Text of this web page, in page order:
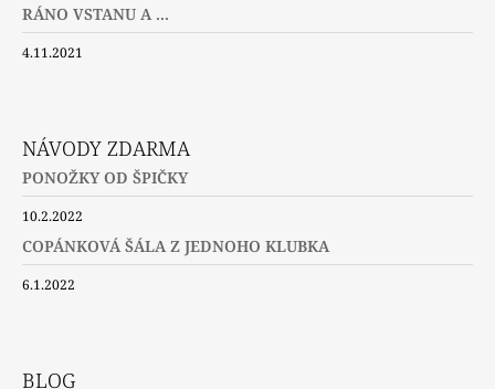
RÁNO VSTANU A ...
4.11.2021
NÁVODY ZDARMA
PONOŽKY OD ŠPIČKY
10.2.2022
COPÁNKOVÁ ŠÁLA Z JEDNOHO KLUBKA
6.1.2022
BLOG